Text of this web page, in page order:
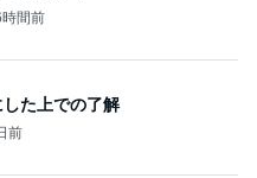
時間前
た上での了解
前